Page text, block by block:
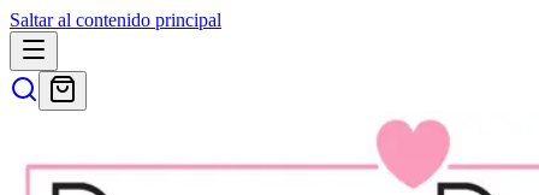
Saltar al contenido principal